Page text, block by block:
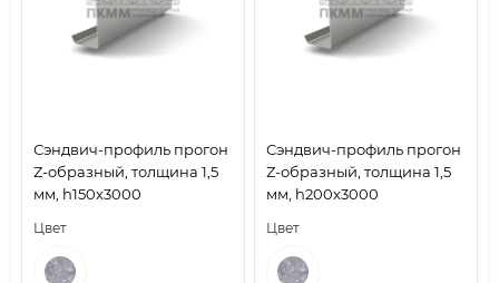
Сэндвич-профиль прогон
Z-образный, толщина 1,5
мм, h150х3000
Цвет
Сэндвич-профиль прогон
Z-образный, толщина 1,5
мм, h200х3000
Цвет